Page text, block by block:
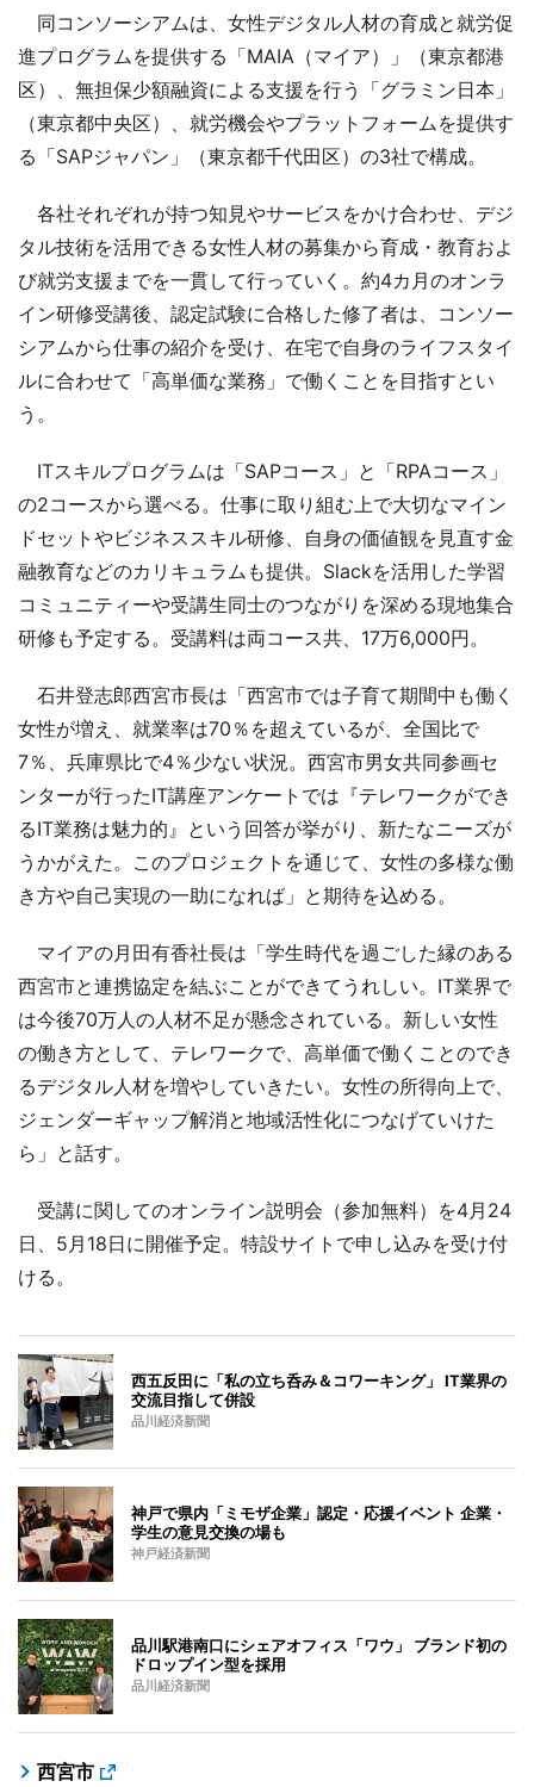
同コンソーシアムは、女性デジタル人材の育成と就労促
進プログラムを提供する「MAIA（マイア）」（東京都港
区）、無担保少額融資による支援を行う「グラミン日本」
（東京都中央区）、就労機会やプラットフォームを提供す
る「SAPジャパン」（東京都千代田区）の3社で構成。
各社それぞれが持つ知見やサービスをかけ合わせ、デジ
タル技術を活用できる女性人材の募集から育成・教育およ
び就労支援までを一貫して行っていく。約4カ月のオンラ
イン研修受講後、認定試験に合格した修了者は、コンソー
シアムから仕事の紹介を受け、在宅で自身のライフスタイ
ルに合わせて「高単価な業務」で働くことを目指すとい
う。
ITスキルプログラムは「SAPコース」と「RPAコース」
の2コースから選べる。仕事に取り組む上で大切なマイン
ドセットやビジネススキル研修、自身の価値観を見直す金
融教育などのカリキュラムも提供。Slackを活用した学習
コミュニティーや受講生同士のつながりを深める現地集合
研修も予定する。受講料は両コース共、17万6,000円。
石井登志郎西宮市長は「西宮市では子育て期間中も働く
女性が増え、就業率は70％を超えているが、全国比で
7％、兵庫県比で4％少ない状況。西宮市男女共同参画セ
ンターが行ったIT講座アンケートでは『テレワークができ
るIT業務は魅力的』という回答が挙がり、新たなニーズが
うかがえた。このプロジェクトを通じて、女性の多様な働
き方や自己実現の一助になれば」と期待を込める。
マイアの月田有香社長は「学生時代を過ごした縁のある
西宮市と連携協定を結ぶことができてうれしい。IT業界で
は今後70万人の人材不足が懸念されている。新しい女性
の働き方として、テレワークで、高単価で働くことのでき
るデジタル人材を増やしていきたい。女性の所得向上で、
ジェンダーギャップ解消と地域活性化につなげていけた
ら」と話す。
受講に関してのオンライン説明会（参加無料）を4月24
日、5月18日に開催予定。特設サイトで申し込みを受け付
ける。
西五反田に「私の立ち呑み＆コワーキング」 IT業界の
交流目指して併設
品川経済新聞
神戸で県内「ミモザ企業」認定・応援イベント 企業・
学生の意見交換の場も
神戸経済新聞
品川駅港南口にシェアオフィス「ワウ」 ブランド初の
ドロップイン型を採用
品川経済新聞
西宮市